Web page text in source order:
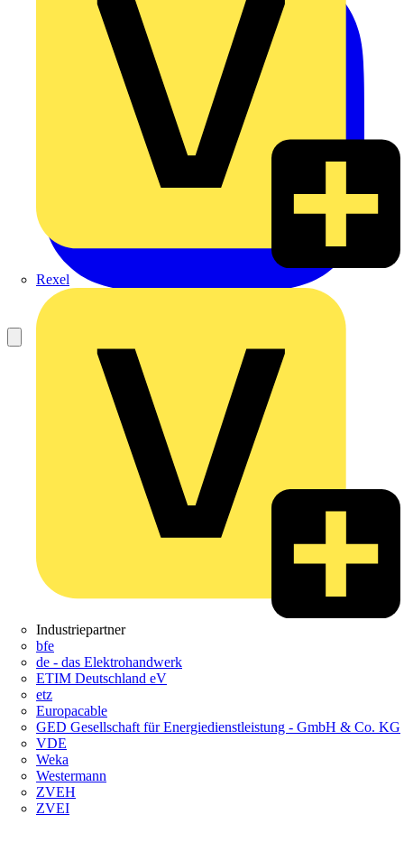
Rexel
Industriepartner
bfe
de - das Elektrohandwerk
ETIM Deutschland eV
etz
Europacable
GED Gesellschaft für Energiedienstleistung - GmbH & Co. KG
VDE
Weka
Westermann
ZVEH
ZVEI